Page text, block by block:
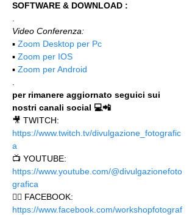
SOFTWARE & DOWNLOAD :
Video Conferenza:
▪️ Zoom Desktop per Pc
▪️ Zoom per IOS
▪️ Zoom per Android
per rimanere aggiornato seguici sui
nostri canali social 💻📲
🎥 TWITCH:
https://www.twitch.tv/divulgazione_fotografic
a
📺 YOUTUBE:
https://www.youtube.com/@divulgazionefoto
grafica
🙋‍♂️ FACEBOOK:
https://www.facebook.com/workshopfotograf